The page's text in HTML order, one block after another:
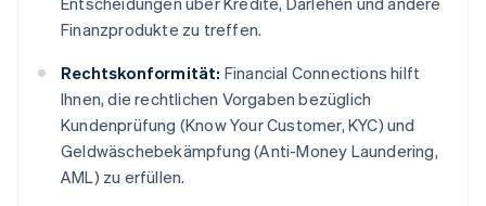
Finanzprodukte zu treffen.
Rechtskonformität: Financial Connections hilft
Ihnen, die rechtlichen Vorgaben bezüglich
Kundenprüfung (Know Your Customer, KYC) und
Geldwäschebekämpfung (Anti-Money Laundering,
AML) zu erfüllen.